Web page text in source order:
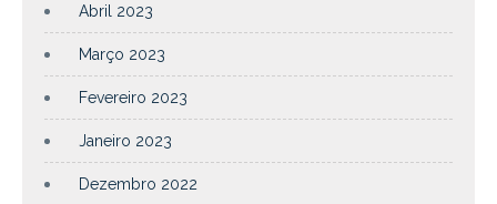
Abril 2023
Março 2023
Fevereiro 2023
Janeiro 2023
Dezembro 2022